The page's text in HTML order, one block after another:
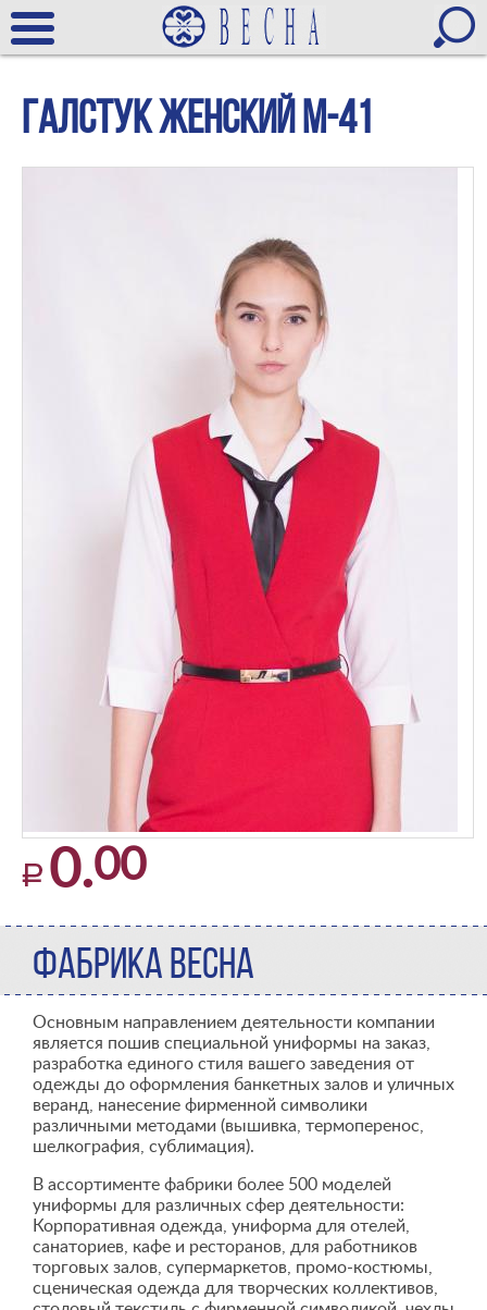
галстук женский М-41
0.00
ФАБРИКА ВЕСНА
Основным направлением деятельности компании
является пошив специальной униформы на заказ,
разработка единого стиля вашего заведения от
одежды до оформления банкетных залов и уличных
веранд, нанесение фирменной символики
различными методами (вышивка, термоперенос,
шелкография, сублимация).
В ассортименте фабрики более 500 моделей
униформы для различных сфер деятельности:
Корпоративная одежда, униформа для отелей,
санаториев, кафе и ресторанов, для работников
торговых залов, супермаркетов, промо-костюмы,
сценическая одежда для творческих коллективов,